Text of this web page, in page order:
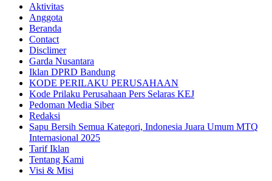
Aktivitas
Anggota
Beranda
Contact
Disclimer
Garda Nusantara
Iklan DPRD Bandung
KODE PERILAKU PERUSAHAAN
Kode Prilaku Perusahaan Pers Selaras KEJ
Pedoman Media Siber
Redaksi
Sapu Bersih Semua Kategori, Indonesia Juara Umum MTQ
Internasional 2025
Tarif Iklan
Tentang Kami
Visi & Misi